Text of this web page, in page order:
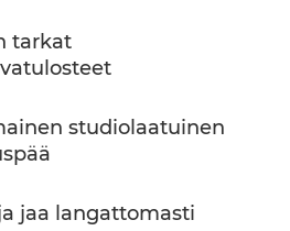
tarkat
studiolaatuinen
jaa langattomasti